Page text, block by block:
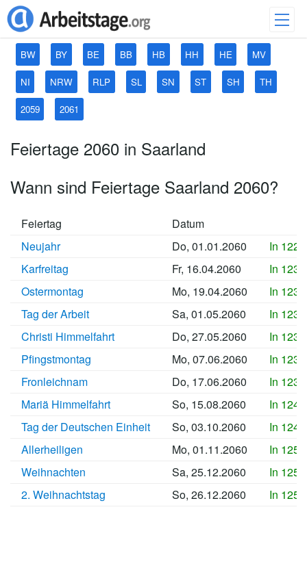
BW BY BE BB HB HH HE MV
NI NRW RLP SL SN ST SH TH
2059 2061
Feiertage 2060 in Saarland
Wann sind Feiertage Saarland 2060?
Feiertag
Datum
Neujahr
Do, 01.01.2060
In
Karfreitag
Fr, 16.04.2060
In
Ostermontag
Mo, 19.04.2060
In
Tag der Arbeit
Sa, 01.05.2060
In
Christi Himmelfahrt
Do, 27.05.2060
In
Pfingstmontag
Mo, 07.06.2060
In
Fronleichnam
Do, 17.06.2060
In
Mariä Himmelfahrt
So, 15.08.2060
In
Tag der Deutschen Einheit
So, 03.10.2060
In
Allerheiligen
Mo, 01.11.2060
In
Weihnachten
Sa, 25.12.2060
In
2. Weihnachtstag
So, 26.12.2060 In